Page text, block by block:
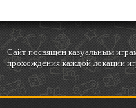
Cайт посвящен казуальным
прохождения каждой локации